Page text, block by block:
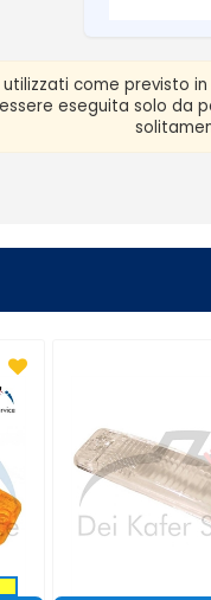
come previsto
eseguita solo da